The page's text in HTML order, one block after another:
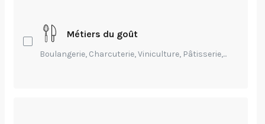
Métiers émergeant
ou en particulière
évolution, 2023
Métiers du goût
Boulangerie, Charcuterie, Viniculture, Pâtisserie,...